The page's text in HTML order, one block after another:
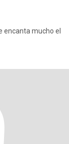
encanta mucho el